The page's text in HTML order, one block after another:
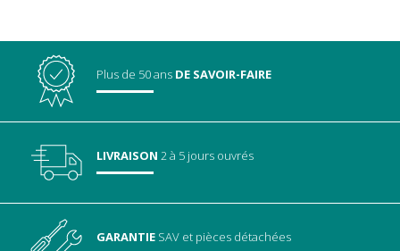
Plus de 50 ans DE SAVOIR-FAIRE
LIVRAISON 2 à 5 jours ouvrés
GARANTIE SAV et pièces détachées